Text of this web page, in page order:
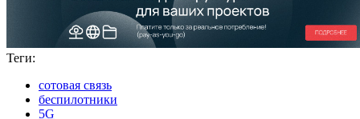
Теги:
сотовая связь
беспилотники
5G